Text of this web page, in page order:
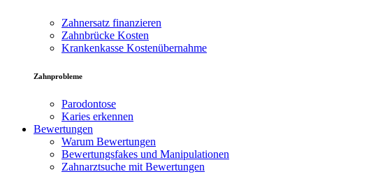
Zahnersatz finanzieren
Zahnbrücke Kosten
Krankenkasse Kostenübernahme
Zahnprobleme
Parodontose
Karies erkennen
Bewertungen
Warum Bewertungen
Bewertungsfakes und Manipulationen
Zahnarztsuche mit Bewertungen